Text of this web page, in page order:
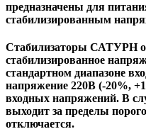
предназначены для
стабилизированным
Стабилизаторы САТУРН
стабилизированное
стандартном диапазоне
напряжение 220В (-20%,
входных напряжений. В
выходит за пределы
отключается.